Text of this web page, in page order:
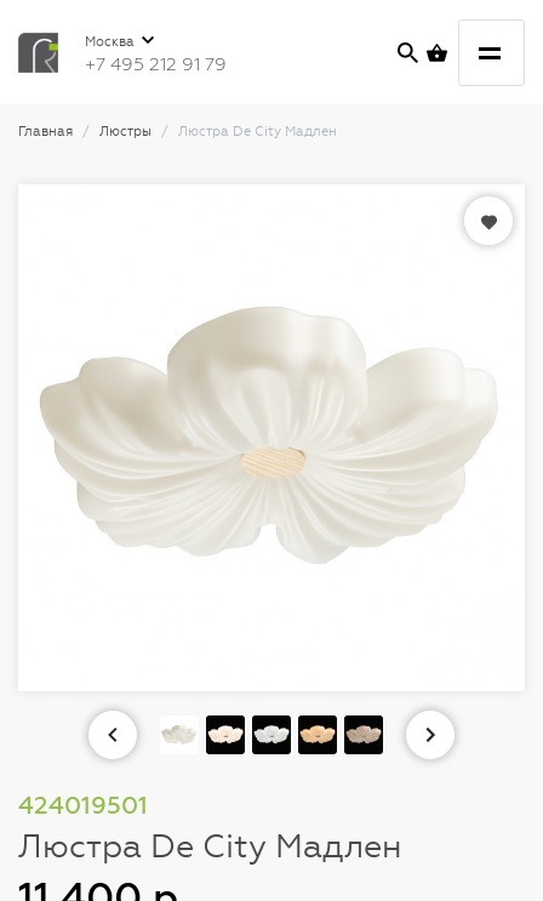
Москва
+7 495 212 91 79
Главная Люстры Люстра De City Мадлен
424019501
Люстра De City Мадлен